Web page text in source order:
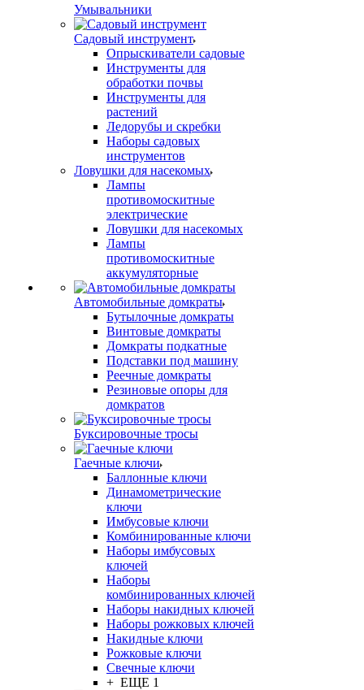
Умывальники
Садовый инструмент
Опрыскиватели садовые
Инструменты для
обработки почвы
Инструменты для
растений
Ледорубы и скребки
Наборы садовых
инструментов
Ловушки для насекомых
Лампы
противомоскитные
электрические
Ловушки для насекомых
Лампы
противомоскитные
аккумуляторные
Автомобильные домкраты
Бутылочные домкраты
Винтовые домкраты
Домкраты подкатные
Подставки под машину
Реечные домкраты
Резиновые опоры для
домкратов
Буксировочные тросы
Гаечные ключи
Баллонные ключи
Динамометрические
ключи
Имбусовые ключи
Комбинированные ключи
Наборы имбусовых
ключей
Наборы
комбинированных ключей
Наборы накидных ключей
Наборы рожковых ключей
Накидные ключи
Рожковые ключи
Свечные ключи
+ ЕЩЕ 1